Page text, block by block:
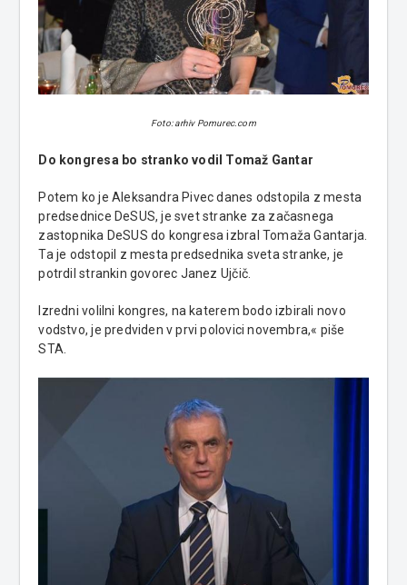
Foto: arhiv Pomurec.com
Do kongresa bo stranko vodil Tomaž Gantar
Potem ko je Aleksandra Pivec danes odstopila z mesta
predsednice DeSUS, je svet stranke za začasnega
zastopnika DeSUS do kongresa izbral Tomaža Gantarja.
Ta je odstopil z mesta predsednika sveta stranke, je
potrdil strankin govorec Janez Ujčič.
Izredni volilni kongres, na katerem bodo izbirali novo
vodstvo, je predviden v prvi polovici novembra,« piše
STA.